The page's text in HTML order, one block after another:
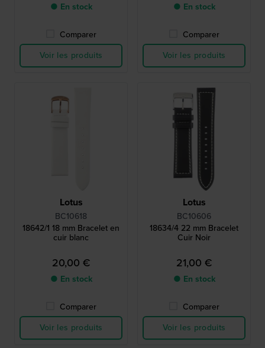
● En stock
Comparer
Voir les produits
● En stock
Comparer
Voir les produits
Lotus
BC10618
18642/1 18 mm Bracelet en
cuir blanc
20,00 €
● En stock
Comparer
Voir les produits
Lotus
BC10606
18634/4 22 mm Bracelet
Cuir Noir
21,00 €
● En stock
Comparer
Voir les produits